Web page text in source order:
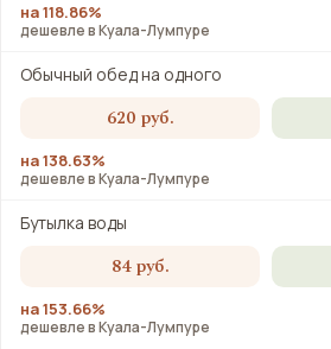
на 118.86%
дешевле в Куала-Лумпуре
Обычный обед на одного
620 руб.
на 138.63%
дешевле в Куала-Лумпуре
Бутылка воды
84 руб.
на 153.66%
дешевле в Куала-Лумпуре